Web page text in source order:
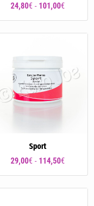
24,80€ - 101,00€
Sport
29,00€ - 114,50€